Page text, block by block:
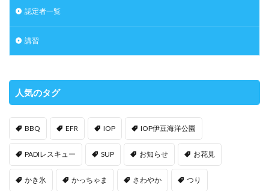
認定者一覧
講習
人気のタグ
BBQ EFR IOP IOP伊豆海洋公園
PADIレスキュー SUP お知らせ お花見
かき氷 かっちゃま さわやか つり